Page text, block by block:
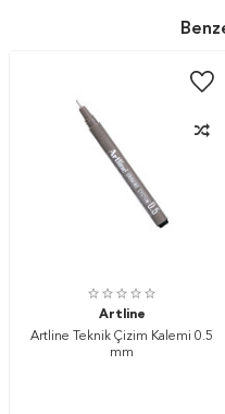
Artline
Artline Teknik Çizim Kalemi 0.5
mm